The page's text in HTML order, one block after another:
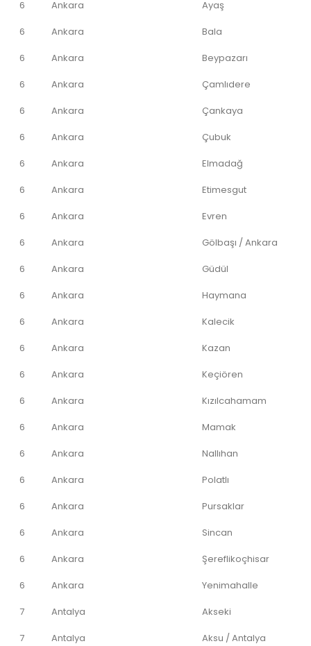
6
Ankara
Ayaş
6
Ankara
Bala
6
Ankara
Beypazarı
6
Ankara
Çamlıdere
6
Ankara
Çankaya
6
Ankara
Çubuk
6
Ankara
Elmadağ
6
Ankara
Etimesgut
6
Ankara
Evren
6
Ankara
Gölbaşı / Ankara
6
Ankara
Güdül
6
Ankara
Haymana
6
Ankara
Kalecik
6
Ankara
Kazan
6
Ankara
Keçiören
6
Ankara
Kızılcahamam
6
Ankara
Mamak
6
Ankara
Nallıhan
6
Ankara
Polatlı
6
Ankara
Pursaklar
6
Ankara
Sincan
6
Ankara
Şereflikoçhisar
6
Ankara
Yenimahalle
7
Antalya
Akseki
7
Antalya
Aksu / Antalya